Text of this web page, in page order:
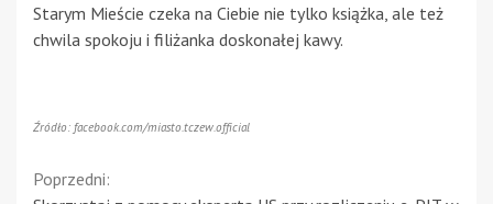
Starym Mieście czeka na Ciebie nie tylko książka, ale też
chwila spokoju i filiżanka doskonałej kawy.
Źródło: facebook.com/miasto.tczew.official
Continue
Poprzedni: